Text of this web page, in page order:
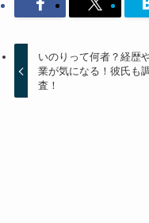
いのりって何者？経歴
業が気になる！彼氏も
査！